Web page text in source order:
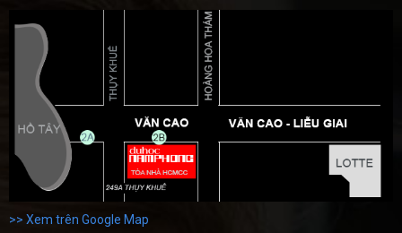
>> Xem trên Google Map